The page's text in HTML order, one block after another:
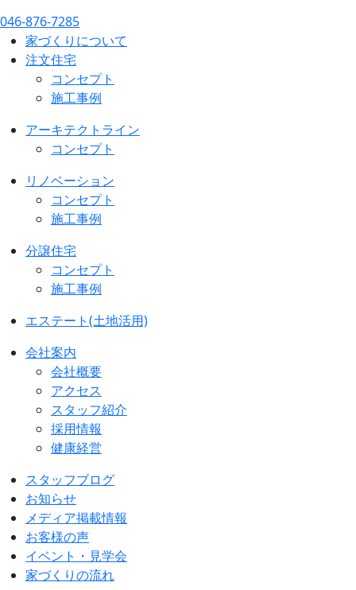
046-876-7285
家づくりについて
注文住宅
コンセプト
施工事例
アーキテクトライン
コンセプト
リノベーション
コンセプト
施工事例
分譲住宅
コンセプト
施工事例
エステート(土地活用)
会社案内
会社概要
アクセス
スタッフ紹介
採用情報
健康経営
スタッフブログ
お知らせ
メディア掲載情報
お客様の声
イベント・見学会
家づくりの流れ